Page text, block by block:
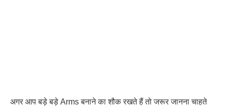
अगर आप बड़े बड़े Arms बनाने का शौक रखते हैं तो जरूर जानना चाहते